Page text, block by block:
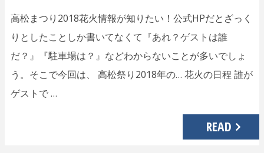
高松まつり2018花火情報が知りたい！公式HPだとざっく
りとしたことしか書いてなくて『あれ？ゲストは誰
だ？』『駐車場は？』などわからないことが多いでしょ
う。そこで今回は、 高松祭り2018年の… 花火の日程 誰が
ゲストで …
READ